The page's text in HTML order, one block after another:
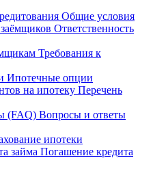
Общие условия
Ответственность
Требования к
Ипотечные опции
Перечень
Вопросы и ответы
ипотеки
Погашение кредита